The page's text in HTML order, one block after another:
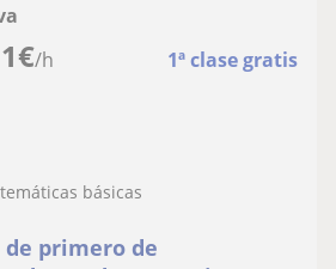
€/h 1ª clase gratis
básicas
primero de